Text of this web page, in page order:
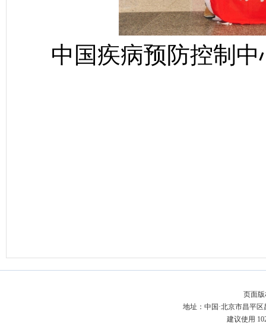
中国疾病预防控制
页面
地址：中国·北京市昌平
建议使用